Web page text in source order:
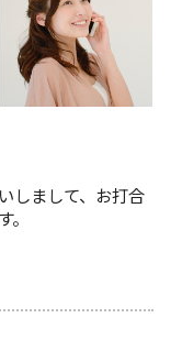
しまして、お打合